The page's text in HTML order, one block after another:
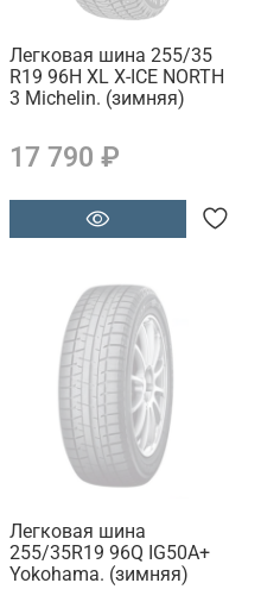
Легковая шина 255/35
R19 96H XL X-ICE NORTH
3 Michelin. (зимняя)
17 790 ₽
Легковая шина
255/35R19 96Q IG50A+
Yokohama. (зимняя)